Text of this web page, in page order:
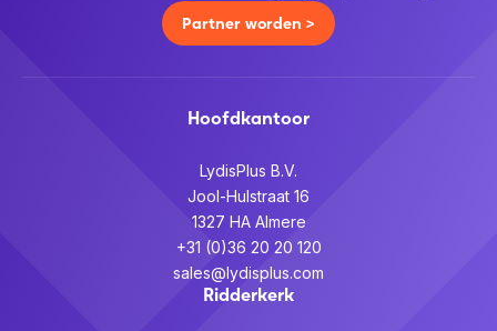
Partner worden >
Hoofdkantoor
LydisPlus B.V.
Jool-Hulstraat 16
1327 HA Almere
+31 (0)36 20 20 120
sales@lydisplus.com
Ridderkerk